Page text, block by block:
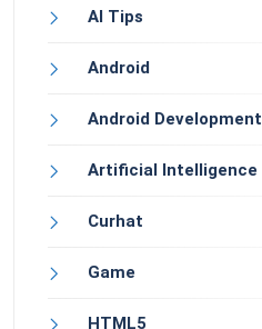
AI Tips
Android
Android Development
Artificial Intelligence
Curhat
Game
HTML5